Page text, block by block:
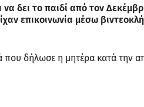
δει το παιδί από τον
επικοινωνία μέσω
που δήλωσε η μητέρα κατά την